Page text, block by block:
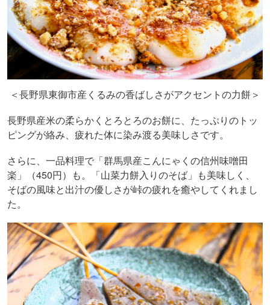
＜長野県東御市産くるみの香ばしさがアクセントの力餅＞
長野県産米の柔らかくとろとろのお餅に、たっぷりのトッ
ピングが絡み、疲れた体に染み渡る美味しさです。
さらに、一品料理で「群馬県産こんにゃくの信州味噌田
楽」（450円）も。「山菜力餅入りのそば」も美味しく、
そばの風味と出汁の優しさが峠の疲れを癒やしてくれまし
た。